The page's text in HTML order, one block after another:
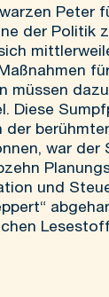
Peter
der Politik
müssen
Diese
der
war
und